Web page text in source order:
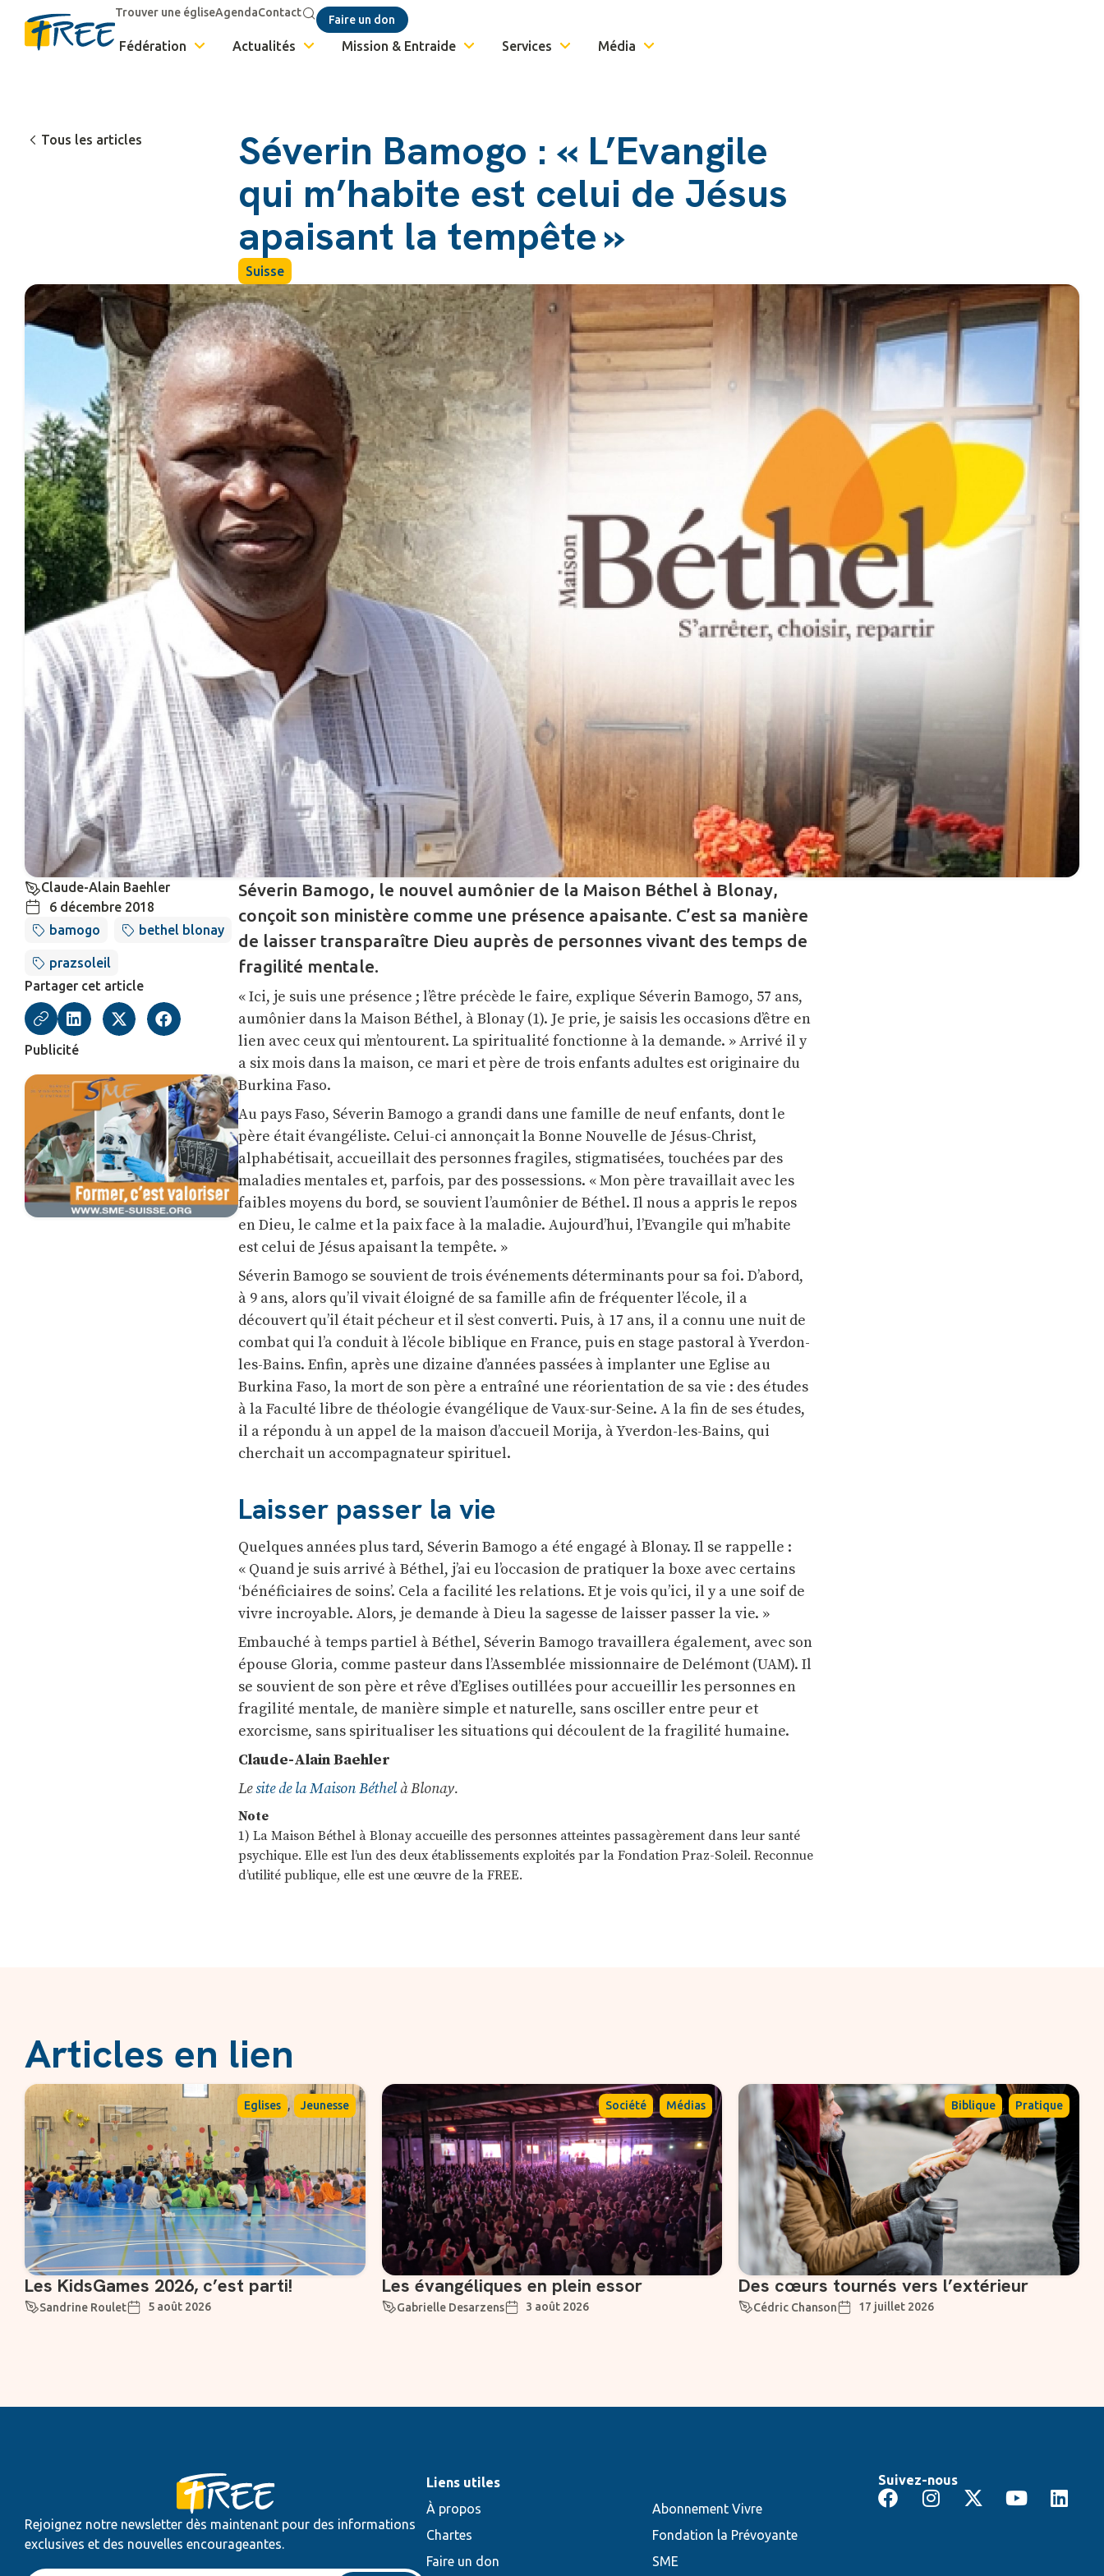
Trouver une égliseAgendaContact
Faire un don
Fédération Actualités Mission & Entraide Services Média
Tous les articles
Séverin Bamogo : « L’Evangile
qui m’habite est celui de Jésus
apaisant la tempête »
Suisse
Claude-Alain Baehler
6 décembre 2018
bamogo
bethel blonay
prazsoleil
Partager cet article
Publicité
Séverin Bamogo, le nouvel aumônier de la Maison Béthel à Blonay,
conçoit son ministère comme une présence apaisante. C’est sa manière
de laisser transparaître Dieu auprès de personnes vivant des temps de
fragilité mentale.
« Ici, je suis une présence ; l’être précède le faire, explique Séverin Bamogo, 57 ans,
aumônier dans la Maison Béthel, à Blonay (1). Je prie, je saisis les occasions d’être en
lien avec ceux qui m’entourent. La spiritualité fonctionne à la demande. » Arrivé il y
a six mois dans la maison, ce mari et père de trois enfants adultes est originaire du
Burkina Faso.
Au pays Faso, Séverin Bamogo a grandi dans une famille de neuf enfants, dont le
père était évangéliste. Celui-ci annonçait la Bonne Nouvelle de Jésus-Christ,
alphabétisait, accueillait des personnes fragiles, stigmatisées, touchées par des
maladies mentales et, parfois, par des possessions. « Mon père travaillait avec les
faibles moyens du bord, se souvient l’aumônier de Béthel. Il nous a appris le repos
en Dieu, le calme et la paix face à la maladie. Aujourd’hui, l’Evangile qui m’habite
est celui de Jésus apaisant la tempête. »
Séverin Bamogo se souvient de trois événements déterminants pour sa foi. D’abord,
à 9 ans, alors qu’il vivait éloigné de sa famille afin de fréquenter l’école, il a
découvert qu’il était pécheur et il s’est converti. Puis, à 17 ans, il a connu une nuit de
combat qui l’a conduit à l’école biblique en France, puis en stage pastoral à Yverdon-
les-Bains. Enfin, après une dizaine d’années passées à implanter une Eglise au
Burkina Faso, la mort de son père a entraîné une réorientation de sa vie : des études
à la Faculté libre de théologie évangélique de Vaux-sur-Seine. A la fin de ses études,
il a répondu à un appel de la maison d’accueil Morija, à Yverdon-les-Bains, qui
cherchait un accompagnateur spirituel.
Laisser passer la vie
Quelques années plus tard, Séverin Bamogo a été engagé à Blonay. Il se rappelle :
« Quand je suis arrivé à Béthel, j’ai eu l’occasion de pratiquer la boxe avec certains
‘bénéficiaires de soins’. Cela a facilité les relations. Et je vois qu’ici, il y a une soif de
vivre incroyable. Alors, je demande à Dieu la sagesse de laisser passer la vie. »
Embauché à temps partiel à Béthel, Séverin Bamogo travaillera également, avec son
épouse Gloria, comme pasteur dans l’Assemblée missionnaire de Delémont (UAM). Il
se souvient de son père et rêve d’Eglises outillées pour accueillir les personnes en
fragilité mentale, de manière simple et naturelle, sans osciller entre peur et
exorcisme, sans spiritualiser les situations qui découlent de la fragilité humaine.
Claude-Alain Baehler
Lesite de la Maison Béthelà Blonay.
Note
1) La Maison Béthel à Blonay accueille des personnes atteintes passagèrement dans leur santé
psychique. Elle est l’un des deux établissements exploités par la Fondation Praz-Soleil. Reconnue
d’utilité publique, elle est une œuvre de la FREE.
Articles en lien
Eglises , Jeunesse
Les KidsGames 2026, c’est parti!
Sandrine Roulet 5 août 2026
Société , Médias
Les évangéliques en plein essor
Gabrielle Desarzens 3 août 2026
Biblique , Pratique
Des cœurs tournés vers l’extérieur
Cédric Chanson 17 juillet 2026
Rejoignez notre newsletter dès maintenant pour des informations
exclusives et des nouvelles encourageantes.
Liens utiles
À propos
Abonnement Vivre
Chartes
Fondation la Prévoyante
Faire un don
SME
Suivez-nous